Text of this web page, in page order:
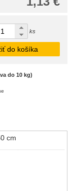
ks
do košíka
do 10 kg)
cm